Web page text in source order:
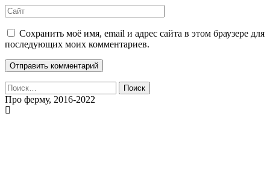
Сохранить моё имя, email и адрес сайта в этом браузере для
последующих моих комментариев.
Найти:
Про ферму, 2016-2022